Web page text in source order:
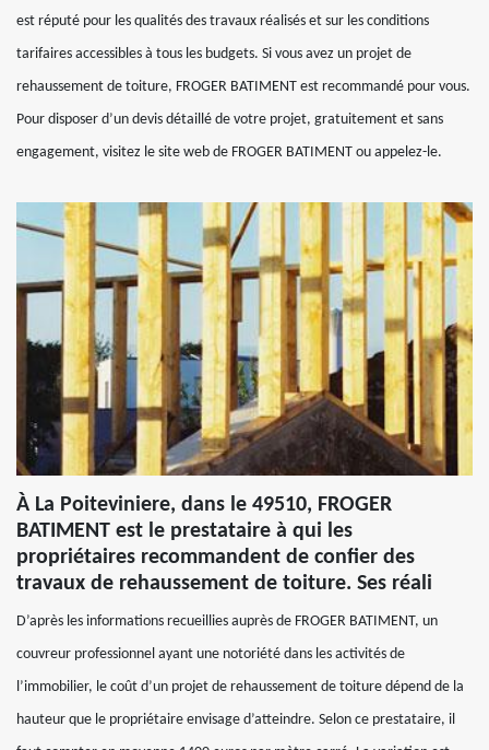
est réputé pour les qualités des travaux réalisés et sur les conditions
tarifaires accessibles à tous les budgets. Si vous avez un projet de
rehaussement de toiture, FROGER BATIMENT est recommandé pour vous.
Pour disposer d’un devis détaillé de votre projet, gratuitement et sans
engagement, visitez le site web de FROGER BATIMENT ou appelez-le.
À La Poiteviniere, dans le 49510, FROGER
BATIMENT est le prestataire à qui les
propriétaires recommandent de confier des
travaux de rehaussement de toiture. Ses réali
D’après les informations recueillies auprès de FROGER BATIMENT, un
couvreur professionnel ayant une notoriété dans les activités de
l’immobilier, le coût d’un projet de rehaussement de toiture dépend de la
hauteur que le propriétaire envisage d’atteindre. Selon ce prestataire, il